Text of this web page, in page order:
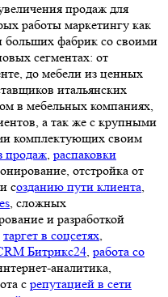
продаж для
работы маркетингу как
больших фабрик со своими
сегментах: от
до мебели из ценных
итальянских
в мебельных компаниях,
а так же c крупными
комплектующих своим
продаж, распаковки
отстройка от
созданию пути клиента,
, сложных
и разработкой
таргет в соцсетях,
Битрикс24, работа со
аналитика,
с репутацией в сети